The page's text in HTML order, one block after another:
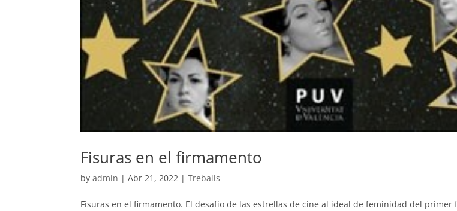
Fisuras en el firmamento
byadmin |Abr 21, 2022 |Treballs
Fisuras en el firmamento. El desafío de las estrellas de cine al ideal de feminidad del primer